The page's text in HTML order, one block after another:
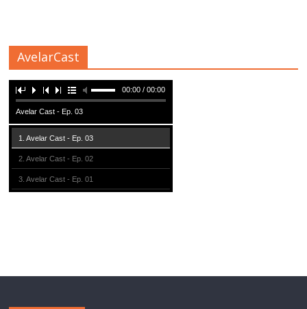
AvelarCast
00:00 / 00:00
Avelar Cast - Ep. 03
1. Avelar Cast - Ep. 03
2. Avelar Cast - Ep. 02
3. Avelar Cast - Ep. 01